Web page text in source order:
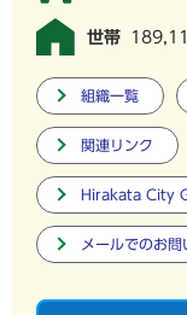
世帯
組織一覧
関連リンク
Hirakata City
メールでのお問